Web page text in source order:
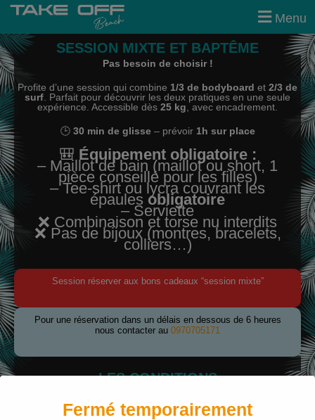
Menu
SESSION MIXTE ET BAPTÊME
Pas besoin de choisir !
Profite d’une session qui combine 1/3 de bodyboard et 2/3 de
surf . Parfait pour découvrir les deux pratiques en une seule
expérience. Accessible dès 25 kg , avec encadrement.
🕒 30 min de glisse– prévoir 1h sur place
🎒 Équipement obligatoire :
– Maillot de bain (maillot ou short, 1
pièce conseillé pour les filles)
– Tee-shirt ou lycra couvrant les
épaulesobligatoire
– Serviette
❌ Combinaison et torse nu interdits
❌ Pas de bijoux (montres, bracelets,
colliers…)
Session réserver aux bons cadeaux “session mixte”
Pour une réservation dans un délais en dessous de 6 heures
nous contacter au 0970705171
LES CONDITIONS
nous contacter au0970705171
Fermé temporairement